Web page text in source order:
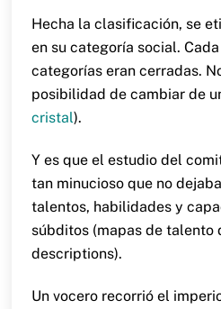
Hecha la clasificación, se
en su categoría social.
categorías eran cerradas.
posibilidad de cambiar de
cristal).
Y es que el estudio del
tan minucioso que no
talentos, habilidades y
súbditos (mapas de talento
descriptions).
Un vocero recorrió el